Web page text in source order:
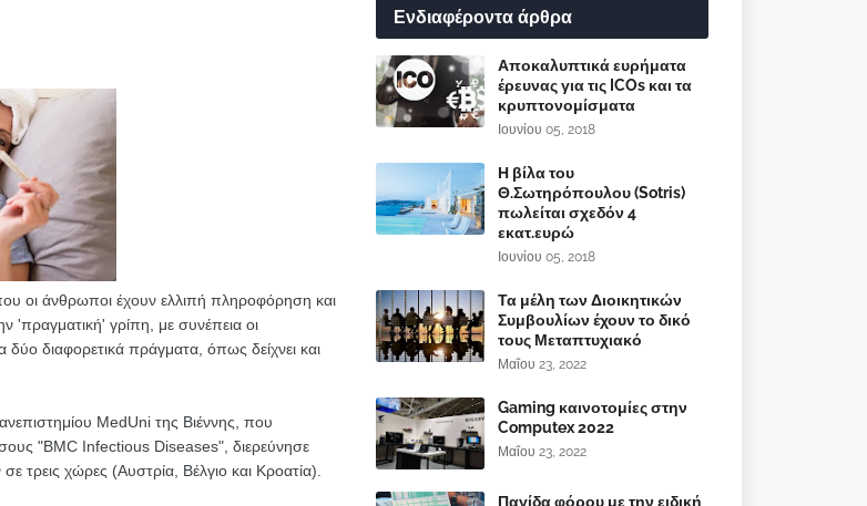
οι άνθρωποι έχουν ελλιπή πληροφόρηση και
'πραγματική' γρίπη, με συνέπεια οι
διαφορετικά πράγματα, όπως δείχνει και
MedUni της Βιέννης, που
"BMC Infectious Diseases", διερεύνησε
τρεις χώρες (Αυστρία, Βέλγιο και Κροατία).
Ενδιαφέροντα άρθρα
Αποκαλυπτικά ευρήματα
έρευνας για τις ICOs και τα
κρυπτονομίσματα
Ιουνίου 05, 2018
Η βίλα του
Θ.Σωτηρόπουλου (Sotris)
πωλείται σχεδόν 4
εκατ.ευρώ
Ιουνίου 05, 2018
Τα μέλη των Διοικητικών
Συμβουλίων έχουν το δικό
τους Μεταπτυχιακό
Μαΐου 23, 2022
Gaming καινοτομίες στην
Computex 2022
Μαΐου 23, 2022
Παγίδα φόρου με την ειδική